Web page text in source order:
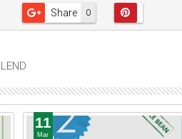
0
Share
11
Mar